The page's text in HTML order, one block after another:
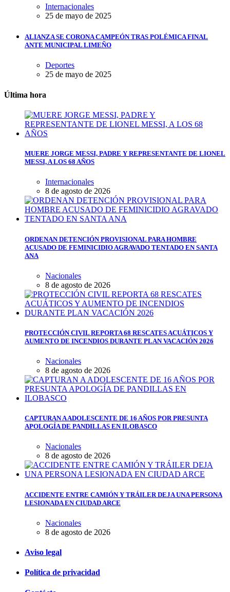
Internacionales
25 de mayo de 2025
ALIANZA SE CORONA CAMPEÓN TRAS POLÉMICA FINAL
ANTE MUNICIPAL LIMEÑO
Deportes
25 de mayo de 2025
Última hora
MUERE JORGE MESSI, PADRE Y REPRESENTANTE DE LIONEL
MESSI, A LOS 68 AÑOS
Internacionales
8 de agosto de 2026
ORDENAN DETENCIÓN PROVISIONAL PARA HOMBRE
ACUSADO DE FEMINICIDIO AGRAVADO TENTADO EN SANTA
ANA
Nacionales
8 de agosto de 2026
PROTECCIÓN CIVIL REPORTA 68 RESCATES ACUÁTICOS Y
AUMENTO DE INCENDIOS DURANTE PLAN VACACIÓN 2026
Nacionales
8 de agosto de 2026
CAPTURAN A ADOLESCENTE DE 16 AÑOS POR PRESUNTA
APOLOGÍA DE PANDILLAS EN ILOBASCO
Nacionales
8 de agosto de 2026
ACCIDENTE ENTRE CAMIÓN Y TRÁILER DEJA UNA PERSONA
LESIONADA EN CIUDAD ARCE
Nacionales
8 de agosto de 2026
Aviso legal
Política de privacidad